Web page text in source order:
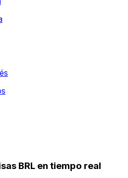
BRL en tiempo real